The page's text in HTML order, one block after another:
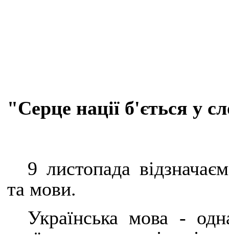
"Серце нації б'ється у
9 листопада
та мови.
Українська мова -